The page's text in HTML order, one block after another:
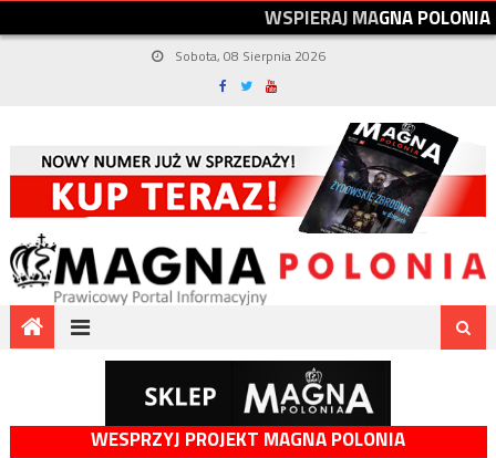
WSPIERAJMAGNAPOLONIA
Sobota, 08 Sierpnia 2026
WESPRZYJ PROJEKT MAGNA POLONIA